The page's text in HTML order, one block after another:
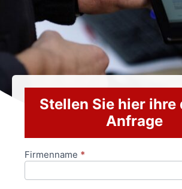
Stellen Sie hier ihre
Anfrage
Anfrageformular
Firmenname *